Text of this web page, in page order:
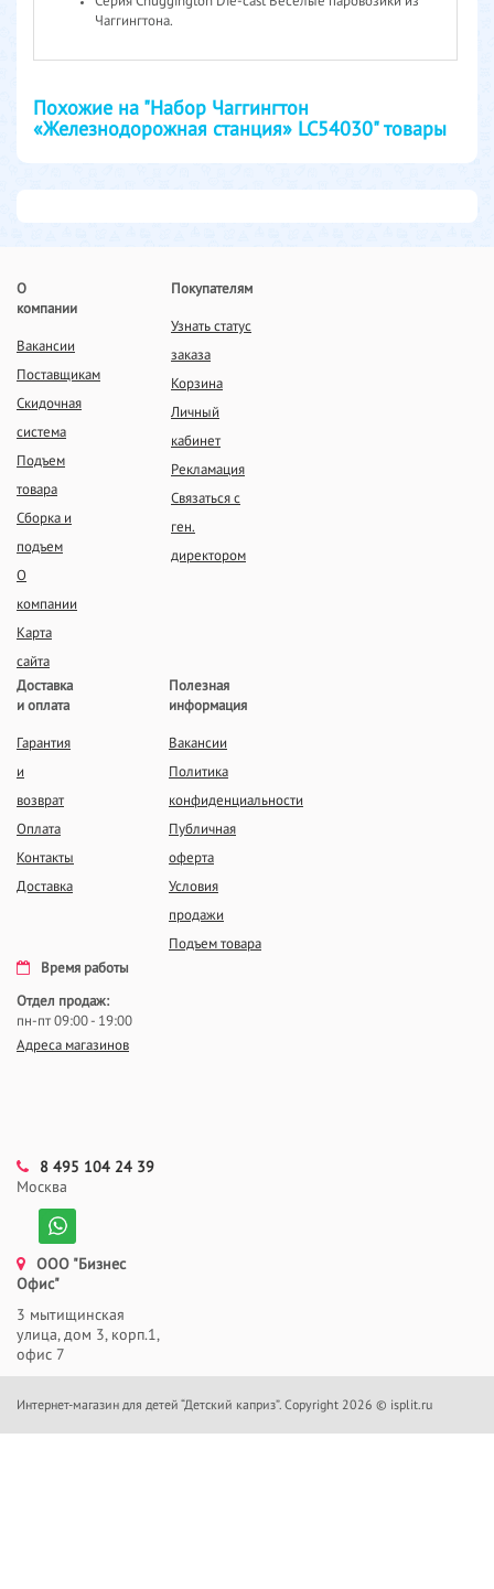
Чаггингтона.
Похожие на "Набор Чаггингтон
«Железнодорожная станция» LC54030" товары
О
компании
Вакансии
Поставщикам
Скидочная
система
Подъем
товара
Сборка и
подъем
О
компании
Карта
сайта
Покупателям
Узнать статус
заказа
Корзина
Личный
кабинет
Рекламация
Связаться с
ген.
директором
Доставка
и оплата
Гарантия
и
возврат
Оплата
Контакты
Доставка
Полезная
информация
Вакансии
Политика
конфиденциальности
Публичная
оферта
Условия
продажи
Подъем товара
Время работы
Отдел продаж:
пн-пт 09:00 - 19:00
Адреса магазинов
8 495 104 24 39
Москва
ООО "Бизнес
Офис"
3 мытищинская
улица, дом 3, корп.1,
офис 7
Интернет-магазин для детей “Детский каприз”. Copyright 2026 © isplit.ru